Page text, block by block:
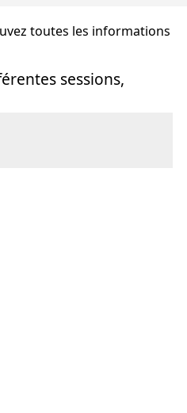
toutes les informations
sessions,